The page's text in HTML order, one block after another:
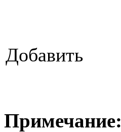
Добавить
Примечание: